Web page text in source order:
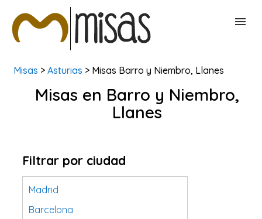
BUSCAR MISAS
Misas > Asturias > Misas Barro y Niembro, Llanes
Misas en Barro y Niembro,
Llanes
Filtrar por ciudad
Madrid
Barcelona